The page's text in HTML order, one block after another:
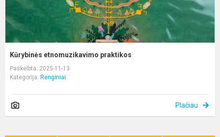
Kūrybinės etnomuzikavimo praktikos
Paskelbta: 2025-11-13
Kategorija: Renginiai
Plačiau